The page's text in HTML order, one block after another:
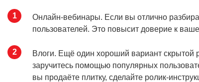
Онлайн-вебинары. Если вы отлично
пользователей. Это повысит доверие к
Влоги. Ещё один хороший вариант скрытой
заручитесь помощью популярных
вы продаёте плитку, сделайте ролик-